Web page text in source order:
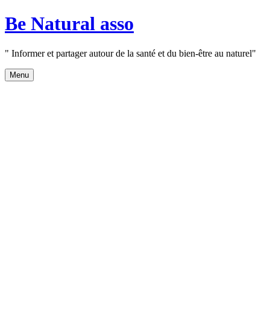
Aller
au
Be Natural asso
" Informer et partager autour de la santé et du bien-être au naturel"
Menu